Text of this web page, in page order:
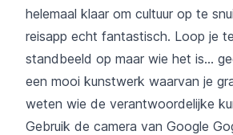
helemaal klaar om cultuur op te
reisapp echt fantastisch. Loop je
standbeeld op maar wie het is...
een mooi kunstwerk waarvan je
weten wie de verantwoordelijke
Gebruik de camera van Google